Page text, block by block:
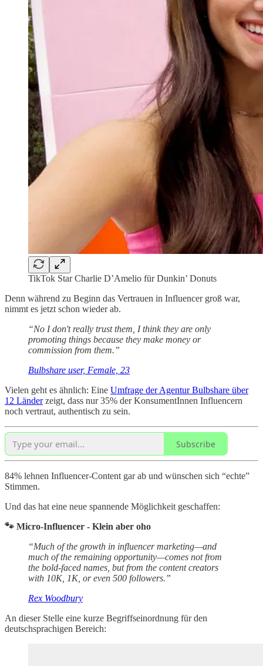
TikTok Star Charlie D’Amelio für Dunkin’ Donuts
Denn während zu Beginn das Vertrauen in Influencer groß war,
nimmt es jetzt schon wieder ab.
“No I don't really trust them, I think they are only
promoting things because they make money or
commission from them.”
Bulbshare user, Female, 23
Vielen geht es ähnlich: Eine Umfrage der Agentur Bulbshare über
12 Länderzeigt, dass nur 35% der KonsumentInnen Influencern
noch vertraut, authentisch zu sein.
Subscribe
84% lehnen Influencer-Content gar ab und wünschen sich “echte”
Stimmen.
Und das hat eine neue spannende Möglichkeit geschaffen:
🐾 Micro-Influencer - Klein aber oho
“Much of the growth in influencer marketing—and
much of the remaining opportunity—comes not from
the bold-faced names, but from the content creators
with 10K, 1K, or even 500 followers.”
Rex Woodbury
An dieser Stelle eine kurze Begriffseinordnung für den
deutschsprachigen Bereich: